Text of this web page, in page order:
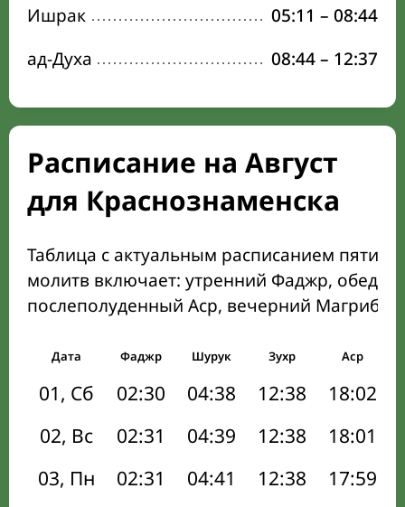
Ишрак 05:11 – 08:44
ад-Духа
08:44– 12:37
Расписание на Август
для Краснознаменска
Таблица с актуальным расписанием пяти
молитв включает: утренний Фаджр,
послеполуденный Аср, вечерний Магриб
Дата Фаджр Шурук Зухр Аср
01, Сб 02:30 04:38 12:38 18:02
02, Вс
02:31 04:39 12:38 18:01
03, Пн
02:31 04:41 12:38 17:59